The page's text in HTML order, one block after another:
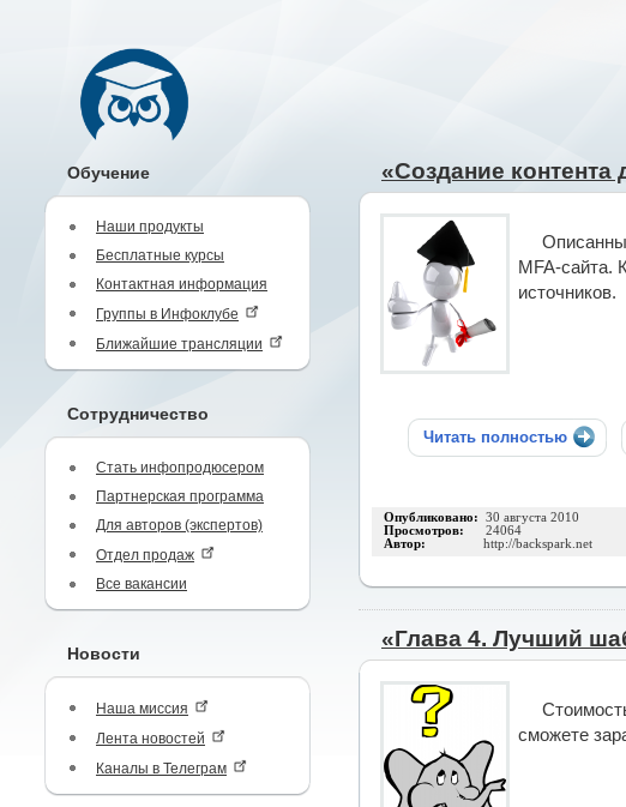
Обучение
Наши продукты
Бесплатные курсы
Контактная информация
Группы в Инфоклубе
Ближайшие трансляции
Сотрудничество
Стать инфопродюсером
Партнерская программа
Для авторов (экспертов)
Отдел продаж
Все вакансии
Новости
Наша миссия
Лента новостей
Каналы в Телеграм
«Создание контента
MFA-сайта.
источников.
Читать полностью
Опубликовано: 30 августа 2010
Просмотров: 24064
Автор: http://backspark.net
«Глава 4. Лучший
сможете